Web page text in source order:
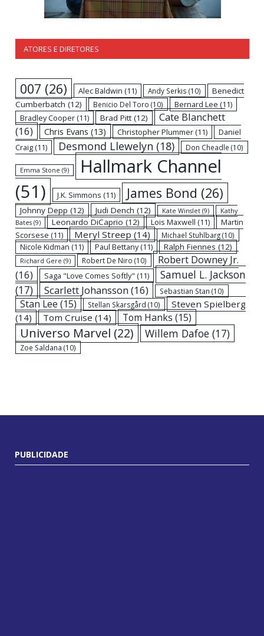
ATORES E DIRETORES
007 (26) Alec Baldwin (11) Andy Serkis (10)
Benedict
Cumberbatch (12) Benicio Del Toro (10) Bernard Lee (11)
Bradley Cooper(11) Brad Pitt(12)
Cate Blanchett
(16)
Chris Evans (13) Christopher Plummer(11)
Daniel
Craig(11) Desmond Llewelyn (18) Don Cheadle (10)
Emma Stone (9)
Hallmark Channel
(51)
J.K. Simmons (11) James Bond (26)
Johnny Depp (12) Judi Dench (12) Kate Winslet (9)
Kathy
Bates (9) Leonardo DiCaprio (12) Lois Maxwell (11)
Martin
Scorsese (11) Meryl Streep (14) Michael Stuhlbarg(10)
Nicole Kidman (11) Paul Bettany(11) Ralph Fiennes (12)
Richard Gere (9) Robert De Niro (10)
Robert Downey Jr.
(16)
Saga "Love Comes Softly" (11)
Samuel L. Jackson
(17)
Scarlett Johansson (16) Sebastian Stan (10)
Stan Lee (15) Stellan Skarsgård (10)
Steven Spielberg
(14)
Tom Cruise (14) Tom Hanks (15)
Universo Marvel (22) Willem Dafoe (17)
Zoe Saldana (10)
PUBLICIDADE